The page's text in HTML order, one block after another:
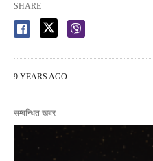
SHARE
9 YEARS AGO
सम्बन्धित खबर